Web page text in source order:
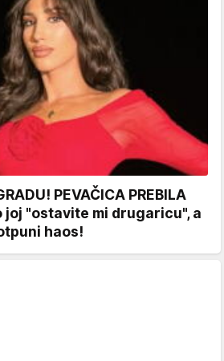
PEVAČICA PREBILA
joj "ostavite mi drugaricu", a
haos!